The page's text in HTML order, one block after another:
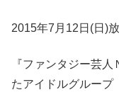
2015年7月12日(日)
『ファンタジー芸
たアイドルグループ